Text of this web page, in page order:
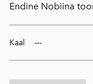
Endine Nobiina
Kaal